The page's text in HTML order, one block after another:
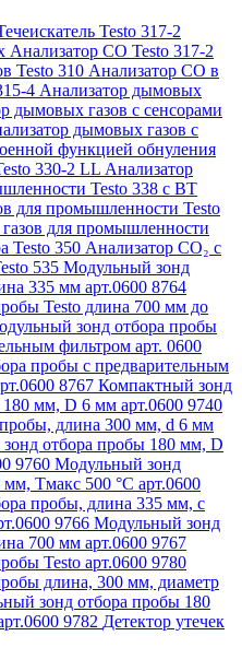
Testo 317-2
Анализатор CO Testo 317-2
Testo 310 Анализатор CO в
4 Анализатор дымовых
дымовых газов с сенсорами
дымовых газов с
функцией обнуления
330-2 LL Анализатор
Testo 338 с BT
для промышленности Testo
для промышленности
Testo 350 Анализатор СО₂ с
535 Модульный зонд
335 мм арт.0600 8764
Testo длина 700 мм до
зонд отбора пробы
фильтром арт. 0600
пробы с предварительным
8767 Компактный зонд
мм, D 6 мм арт.0600 9740
длина 300 мм, d 6 мм
отбора пробы 180 мм, D
9760 Модульный зонд
Tмакс 500 °C арт.0600
пробы, длина 335 мм, с
9766 Модульный зонд
700 мм арт.0600 9767
Testo арт.0600 9780
длина, 300 мм, диаметр
зонд отбора пробы 180
9782 Детектор утечек